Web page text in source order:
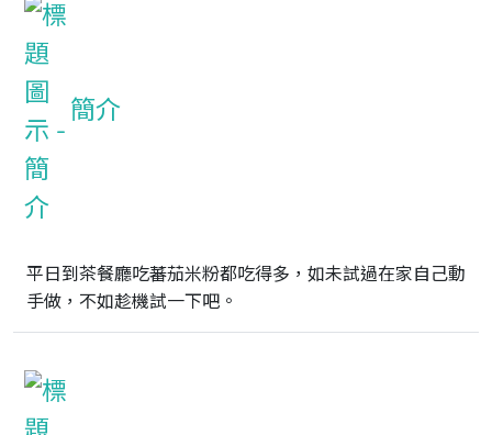
簡介
平日到茶餐廳吃蕃茄米粉都吃得多，如未試過在家自己動
手做，不如趁機試一下吧。